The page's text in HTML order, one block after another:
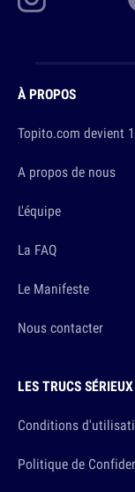
À PROPOS
Topito.com devient
A propos de nous
L'équipe
La FAQ
Le Manifeste
Nous contacter
LES TRUCS SÉRIEUX
Conditions
Politique de